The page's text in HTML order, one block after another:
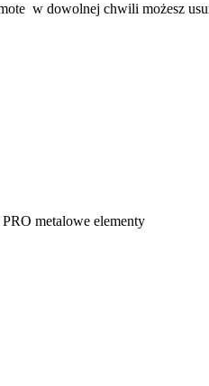
w dowolnej chwili możesz
metalowe elementy